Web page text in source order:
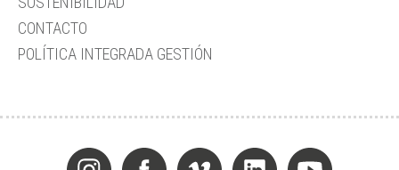
CONTACTO
POLÍTICA INTEGRADA GESTIÓN